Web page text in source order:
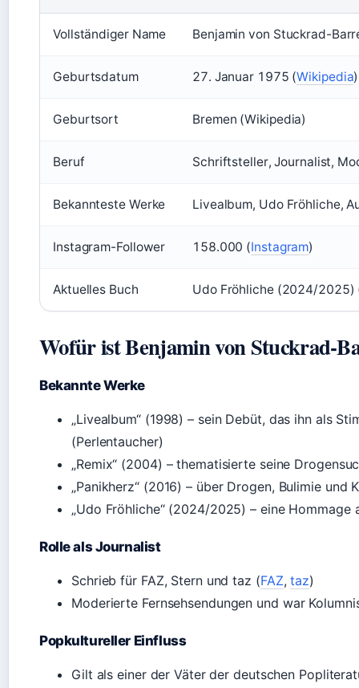
Vollständiger Name Benjamin von Stuckrad-
Geburtsdatum 27. Januar 1975 (Wikipedia)
Geburtsort Bremen (Wikipedia)
Beruf Schriftsteller, Journalist,
Bekannteste Werke Livealbum, Udo Fröhliche,
Instagram-Follower 158.000 (Instagram)
Aktuelles Buch Udo Fröhliche (2024/2025)
Wofür ist Benjamin von Stuckrad-
Bekannte Werke
„Livealbum“ (1998) – sein Debüt, das ihn als
(Perlentaucher)
„Remix“ (2004) – thematisierte seine
„Panikherz“ (2016) – über Drogen, Bulimie und
„Udo Fröhliche“ (2024/2025) – eine Hommage
Rolle als Journalist
Schrieb für FAZ, Stern und taz (FAZ,taz)
Moderierte Fernsehsendungen und war
Popkultureller Einfluss
Gilt als einer der Väter der deutschen